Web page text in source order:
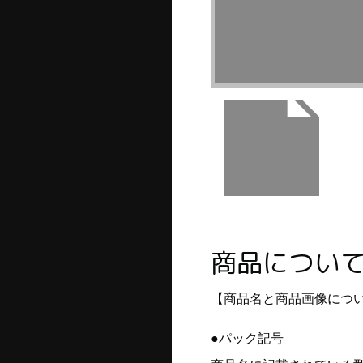
商品について
【商品名と商品画像につ
●パック記号